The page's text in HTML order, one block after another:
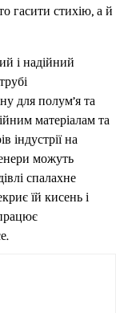
гасити стихію, а й
і надійний
для полум’я та
матеріалам та
індустрії на
можуть
спалахне
їй кисень і